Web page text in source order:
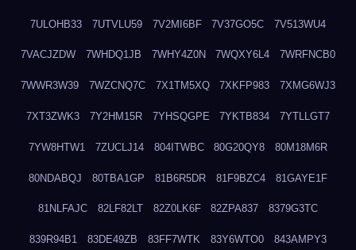
7ULOHB33 7UTVLU59 7V2MI6BF 7V37GO5C 7V513WU4
7VACJZDW 7WHDQ1JB 7WHY4Z0N 7WQXY6L4 7WRFNCB0
7WWR3W39 7WZCNQ7C 7X1TM5XQ 7XKFP983 7XMG6WJ3
7XT3ZWK3 7Y2HM15R 7YHSQGPE 7YKTB834 7YTLLGT7
7YW8HTW1 7ZUCLJ14 804ITWBC 80G20QY8 80M18M6R
80NDABQJ 80TBA1GP 81B6R5DR 81F9BZC4 81GAYE1F
81NLFAJC 82LF82LT 82Z0LK6F 82ZPA837 8379G3TC
839R94B1 83DE49ZB 83FF7WTK 83Y6WTO0 843AMPY3